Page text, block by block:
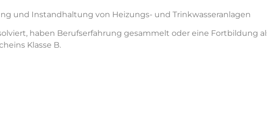
und Instandhaltung von Heizungs- und Trinkwasseranlagen
haben Berufserfahrung gesammelt oder eine Fortbildung
Klasse B.